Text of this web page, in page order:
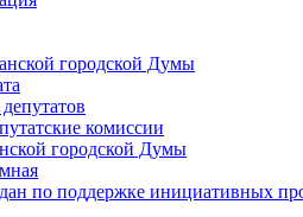
городской Думы
комиссии
городской Думы
по поддержке инициативных